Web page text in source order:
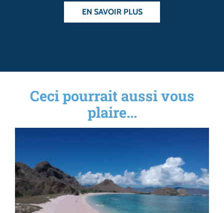
EN SAVOIR PLUS
Ceci pourrait aussi vous
plaire...